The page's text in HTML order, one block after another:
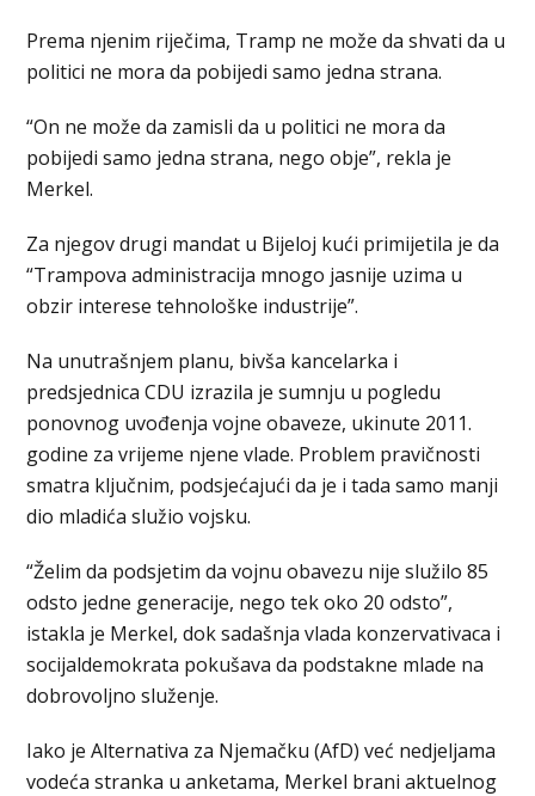
Prema njenim riječima, Tramp ne može da shvati da u
politici ne mora da pobijedi samo jedna strana.
“On ne može da zamisli da u politici ne mora da
pobijedi samo jedna strana, nego obje”, rekla je
Merkel.
Za njegov drugi mandat u Bijeloj kući primijetila je da
“Trampova administracija mnogo jasnije uzima u
obzir interese tehnološke industrije”.
Na unutrašnjem planu, bivša kancelarka i
predsjednica CDU izrazila je sumnju u pogledu
ponovnog uvođenja vojne obaveze, ukinute 2011.
godine za vrijeme njene vlade. Problem pravičnosti
smatra ključnim, podsjećajući da je i tada samo manji
dio mladića služio vojsku.
“Želim da podsjetim da vojnu obavezu nije služilo 85
odsto jedne generacije, nego tek oko 20 odsto”,
istakla je Merkel, dok sadašnja vlada konzervativaca i
socijaldemokrata pokušava da podstakne mlade na
dobrovoljno služenje.
Iako je Alternativa za Njemačku (AfD) već nedjeljama
vodeća stranka u anketama, Merkel brani aktuelnog